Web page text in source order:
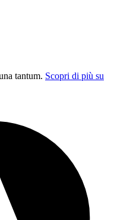
tantum. Scopri di più su